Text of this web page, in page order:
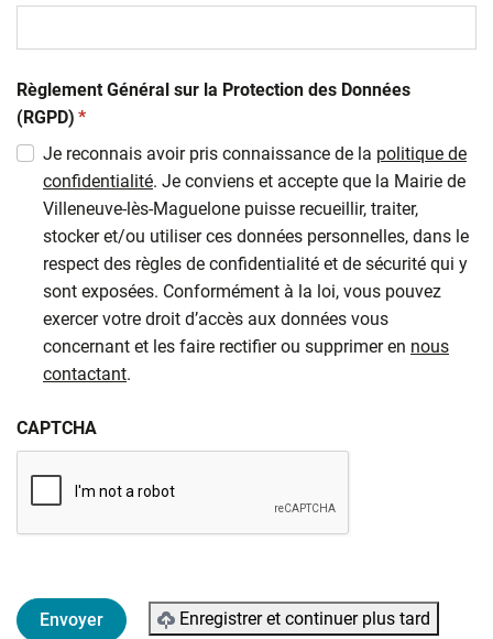
Règlement Général sur la Protection des Données
(RGPD) (obligatoire)
*
Je reconnais avoir pris connaissance de la politique de
confidentialité. Je conviens et accepte que la Mairie de
Villeneuve-lès-Maguelone puisse recueillir, traiter,
stocker et/ou utiliser ces données personnelles, dans le
respect des règles de confidentialité et de sécurité qui y
sont exposées. Conformément à la loi, vous pouvez
exercer votre droit d’accès aux données vous
concernant et les faire rectifier ou supprimer en nous
contactant.
CAPTCHA
Enregistrer et continuer plus tard